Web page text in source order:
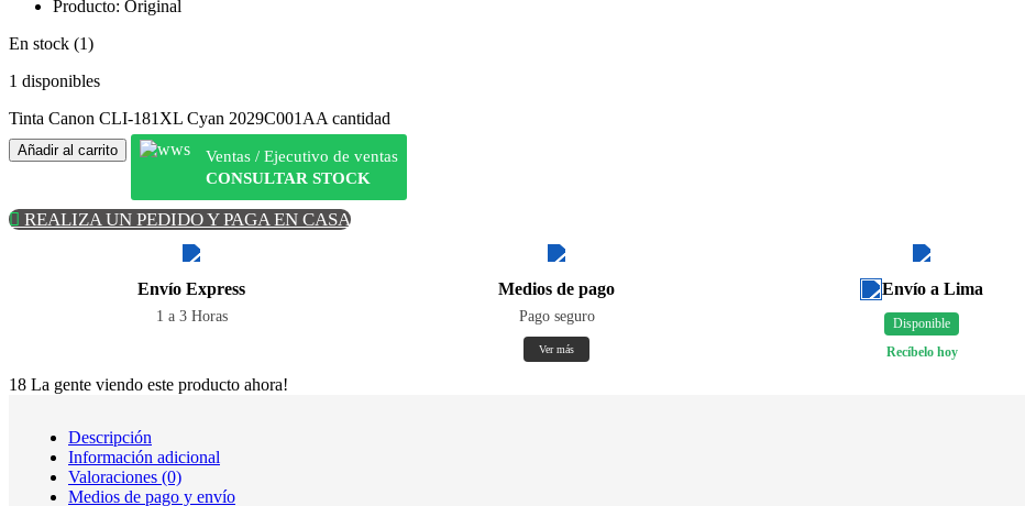
Producto: Original
En stock (1)
1 disponibles
Tinta Canon CLI-181XL Cyan 2029C001AA cantidad
Añadir al carrito
Ventas / Ejecutivo de ventas
CONSULTAR STOCK
REALIZA UN PEDIDO Y PAGA EN CASA
Envío Express
1 a 3 Horas
Medios de pago
Pago seguro
Ver más
Envío a Lima
Disponible
Recíbelo hoy
18 La gente viendo este producto ahora!
Descripción
Información adicional
Valoraciones (0)
Medios de pago y envío